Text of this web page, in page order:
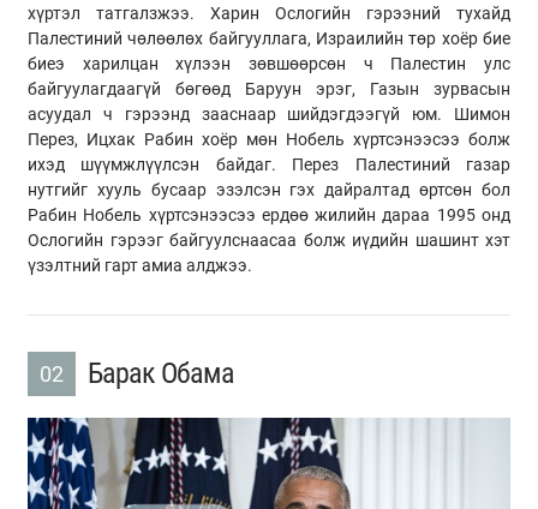
хүртэл татгалзжээ. Харин Ослогийн гэрээний тухайд
Палестиний чөлөөлөх байгууллага, Израилийн төр хоёр бие
биеэ харилцан хүлээн зөвшөөрсөн ч Палестин улс
байгуулагдаагүй бөгөөд Баруун эрэг, Газын зурвасын
асуудал ч гэрээнд зааснаар шийдэгдээгүй юм. Шимон
Перез, Ицхак Рабин хоёр мөн Нобель хүртсэнээсээ болж
ихэд шүүмжлүүлсэн байдаг. Перез Палестиний газар
нутгийг хууль бусаар эзэлсэн гэх дайралтад өртсөн бол
Рабин Нобель хүртсэнээсээ ердөө жилийн дараа 1995 онд
Ослогийн гэрээг байгуулснаасаа болж иүдийн шашинт хэт
үзэлтний гарт амиа алджээ.
02 Барак Обама